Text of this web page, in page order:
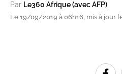
Par Le360 Afrique (avec AFP)
Le 19/09/2019 à 06h16, mis à jour